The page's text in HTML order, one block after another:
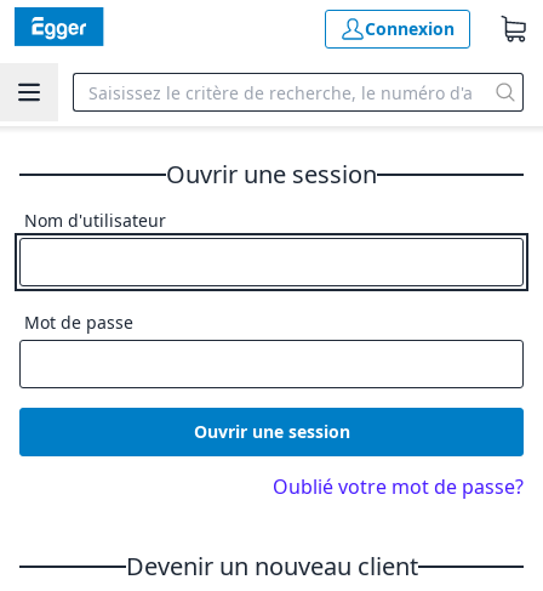
Connexion
Ouvrir une session
Nom d'utilisateur
Mot de passe
Ouvrir une session
Oublié votre mot de passe?
Devenir un nouveau client